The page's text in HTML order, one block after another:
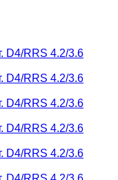
D4/RRS 4.2/3.6
D4/RRS 4.2/3.6
D4/RRS 4.2/3.6
D4/RRS 4.2/3.6
D4/RRS 4.2/3.6